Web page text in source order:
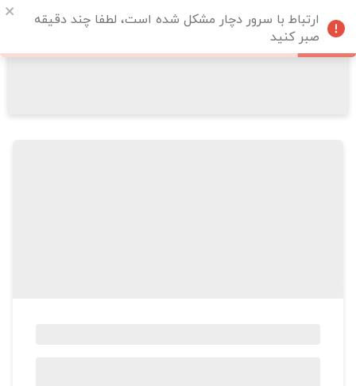
ارتباط با سرور دچار مشکل شده است، لطفا چند دقیقه
صبر کنید